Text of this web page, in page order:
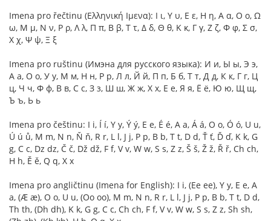
Imena pro řečtinu (Ελληνική Ιμενα): Ι ι, Υ υ, Ε ε, Η η, Α α, Ο ο, Ω
ω, Μ μ, Ν ν, Ρ ρ, Λ λ, Π π, Β β, Τ τ, Δ δ, Θ θ, Κ κ, Γ γ, Ζ ζ, Φ φ, Σ σ,
Χ χ, Ψ ψ, Ξ ξ
Imena pro ruštinu (Имэна для русского языка): И и, Ы ы, Э э,
А а, О о, У у, М м, Н н, Р р, Л л, Й й, П п, Б б, Т т, Д д, К к, Г г, Ц
ц, Ч ч, Ф ф, В в, С с, З з, Ш ш, Ж ж, Х х, Е е, Я я, Ё ё, Ю ю, Щ щ,
Ъ ъ, Ь ь
Imena pro češtinu: I i, Í í, Y y, Ý ý, E e, É é, A a, Á á, O o, Ó ó, U u,
Ú ú ů, M m, N n, Ň ň, R r, L l, J j, P p, B b, T t, D d, Ť ť, Ď ď, K k, G
g, C c, Dz dz, Č č, Dž dž, F f, V v, W w, S s, Z z, Š š, Ž ž, Ř ř, Ch ch,
H h, Ě ě, Q q, X x
Imena pro angličtinu (Imena for English): I i, (Ee ee), Y y, E e, A
a, (Æ æ), O o, U u, (Oo oo), M m, N n, R r, L l, J j, P p, B b, T t, D d,
Th th, (Dh dh), K k, G g, C c, Ch ch, F f, V v, W w, S s, Z z, Sh sh,